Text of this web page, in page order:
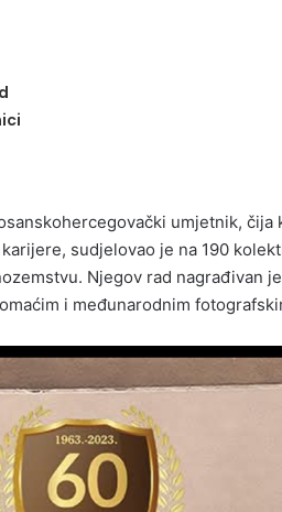
umjetnik, čija
sudjelovao je na 190
Njegov rad nagrađivan
i međunarodnim